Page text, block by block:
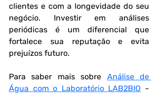
clientes e com a longevidade do seu
negócio. Investir em análises
periódicas é um diferencial que
fortalece sua reputação e evita
prejuízos futuro.
Para saber mais sobre Análise de
Água com o Laboratório LAB2BIO -